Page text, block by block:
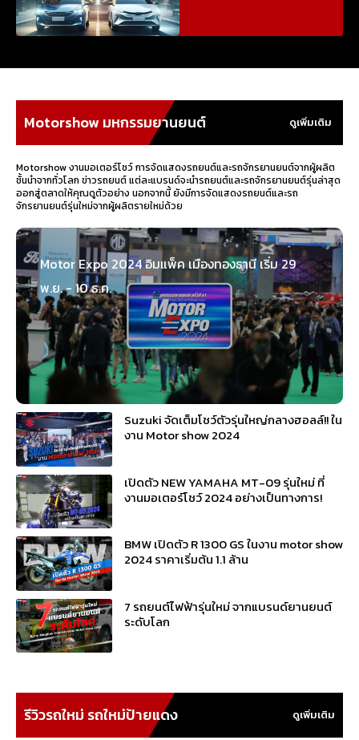
Motorshow มหกรรมยานยนต์ ดูเพิ่มเติม
Motorshow งานมอเตอร์โชว์ การจัดแสดงรถยนต์และรถจักรยานยนต์จากผู้ผลิต
ชั้นนำจากทั่วโลก ข่าวรถยนต์ แต่ละแบรนด์จะนำรถยนต์และรถจักรยานยนต์รุ่นล่าสุด
ออกสู่ตลาดให้คุณดูตัวอย่าง นอกจากนี้ ยังมีการจัดแสดงรถยนต์และรถ
จักรยานยนต์รุ่นใหม่จากผู้ผลิตรายใหม่ด้วย
Motor Expo 2024 อิมแพ็ค เมืองทองธานี เริ่ม 29
พ.ย. - 10 ธ.ค.
Suzuki จัดเต็มโชว์ตัวรุ่นใหญ่กลางฮอลล์!! ใน
งาน Motor show 2024
เปิดตัว NEW YAMAHA MT-09 รุ่นใหม่ ที่
งานมอเตอร์โชว์ 2024 อย่างเป็นทางการ!
BMW เปิดตัว R 1300 GS ในงาน motor show
2024 ราคาเริ่มต้น 1.1 ล้าน
7 รถยนต์ไฟฟ้ารุ่นใหม่ จากแบรนด์ยานยนต์
ระดับโลก
รีวิวรถใหม่ รถใหม่ป้ายแดง ดูเพิ่มเติม